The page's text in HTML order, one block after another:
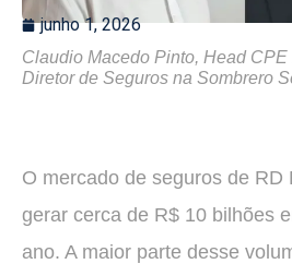
junho 1, 2026
Claudio Macedo Pinto, Head
Diretor de Seguros na Sombrero
O mercado de seguros de RD
gerar cerca de R$ 10 bilhões
ano. A maior parte desse